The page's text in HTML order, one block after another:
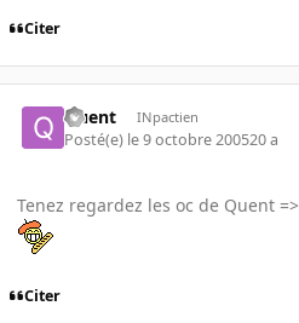
Citer
Quent INpactien
Posté(e) le 9 octobre 200520 a
Tenez regardez les oc de Quent =>
Citer